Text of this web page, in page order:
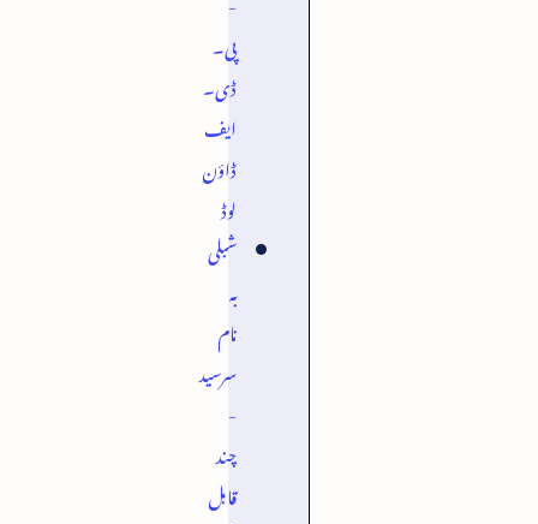
پی۔
ڈی۔
ایف
ڈاؤن
لوڈ
شبلی
بہ
نام
سرسید
-
چند
قابل